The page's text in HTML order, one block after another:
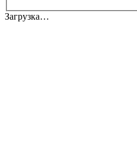
Загрузка…